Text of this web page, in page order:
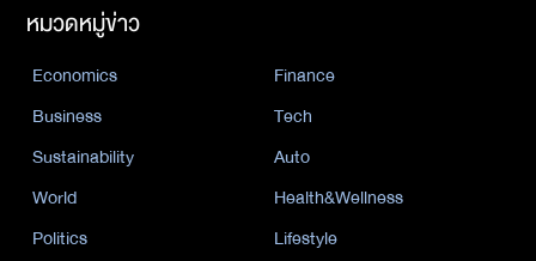
หมวดหมู่ข่าว
Economics
Finance
Business
Tech
Sustainability
Auto
World
Health&Wellness
Politics
Lifestyle